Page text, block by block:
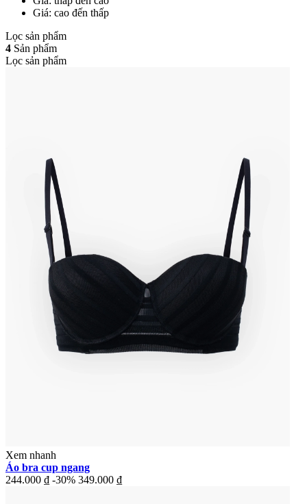
Giá: cao đến thấp
Lọc sản phẩm
4 Sản phẩm
Lọc sản phẩm
Xem nhanh
Áo bra cup ngang
244.000 ₫ -30% 349.000 ₫